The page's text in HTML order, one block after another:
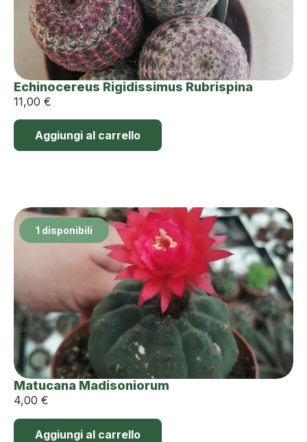
Echinocereus Rigidissimus Rubrispina
11,00 €
Aggiungi al carrello
1 disponibili
Matucana Madisoniorum
4,00 €
Aggiungi al carrello